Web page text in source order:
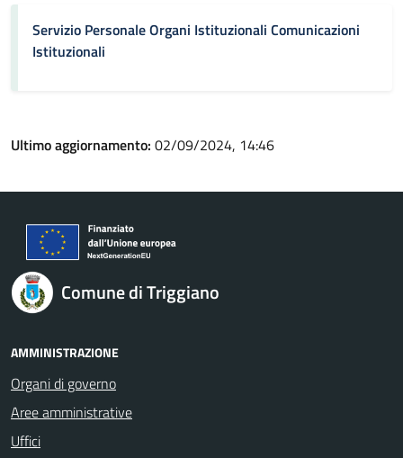
Servizio Personale Organi Istituzionali Comunicazioni
Istituzionali
Ultimo aggiornamento: 02/09/2024, 14:46
Comune di Triggiano
AMMINISTRAZIONE
Organi di governo
Aree amministrative
Uffici